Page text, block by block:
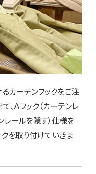
カーテンフックをご注
Ａフック（カーテンレ
レールを隠す）仕様を
を取り付けていきま